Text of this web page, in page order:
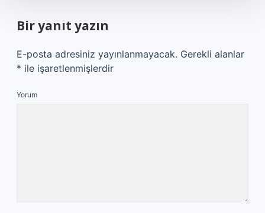
Bir yanıt yazın
E-posta adresiniz yayınlanmayacak. Gerekli alanlar
* ile işaretlenmişlerdir
Yorum